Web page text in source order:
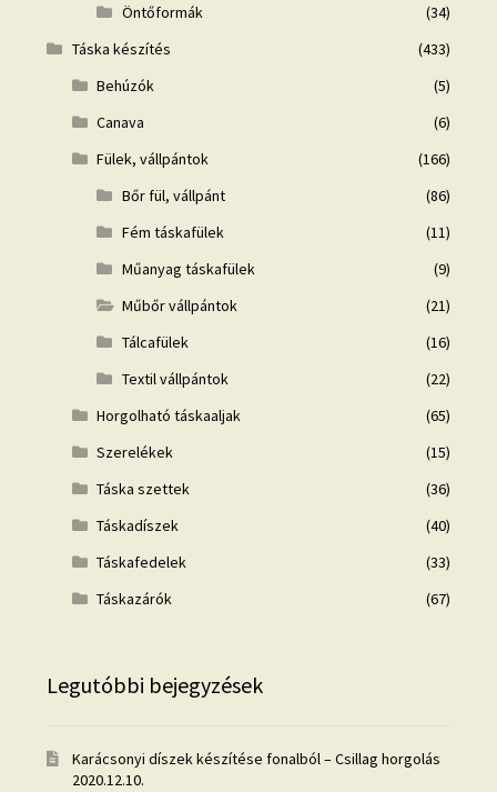
Öntőformák
(34)
Táska készítés
(433)
Behúzók
(5)
Canava
(6)
Fülek, vállpántok
(166)
Bőr fül, vállpánt
(86)
Fém táskafülek
(11)
Műanyag táskafülek
(9)
Műbőr vállpántok
(21)
Tálcafülek
(16)
Textil vállpántok
(22)
Horgolható táskaaljak
(65)
Szerelékek
(15)
Táska szettek
(36)
Táskadíszek
(40)
Táskafedelek
(33)
Táskazárók
(67)
Legutóbbi bejegyzések
Karácsonyi díszek készítése fonalból – Csillag horgolás
2020.12.10.